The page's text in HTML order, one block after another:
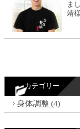
ま
靖様
カテゴリー
身体調整 (4)